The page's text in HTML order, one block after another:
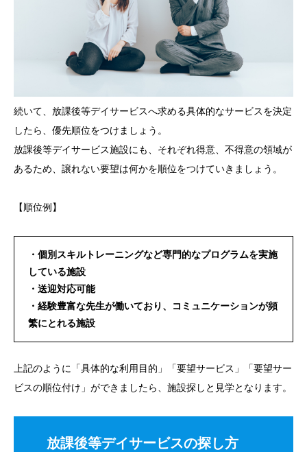
続いて、放課後等デイサービスへ求める具体的なサービスを決定
したら、優先順位をつけましょう。
放課後等デイサービス施設にも、それぞれ得意、不得意の領域が
あるため、譲れない要望は何かを順位をつけていきましょう。
【順位例】
・個別スキルトレーニングなど専門的なプログラムを実施
している施設
・送迎対応可能
・経験豊富な先生が働いており、コミュニケーションが頻
繁にとれる施設
上記のように「具体的な利用目的」「要望サービス」「要望サー
ビスの順位付け」ができましたら、施設探しと見学となります。
放課後等デイサービスの探し方